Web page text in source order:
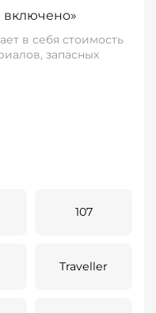
в себя стоимость
запасных
107
Traveller